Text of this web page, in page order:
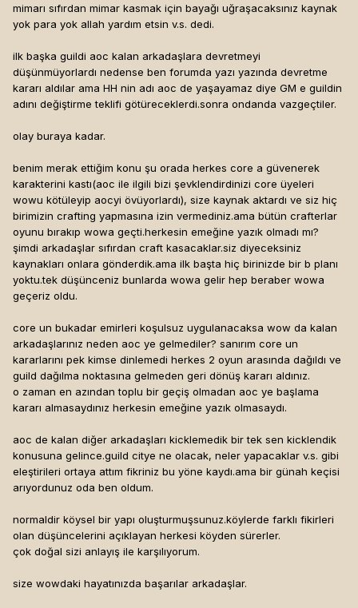
mimarı sıfırdan mimar kasmak için bayağı uğraşacaksınız kaynak
yok para yok allah yardım etsin v.s. dedi.
ilk başka guildi aoc kalan arkadaşlara devretmeyi
düşünmüyorlardı nedense ben forumda yazı yazında devretme
kararı aldılar ama HH nin adı aoc de yaşayamaz diye GM e guildin
adını değiştirme teklifi götüreceklerdi.sonra ondanda vazgeçtiler.
olay buraya kadar.
benim merak ettiğim konu şu orada herkes core a güvenerek
karakterini kastı(aoc ile ilgili bizi şevklendirdinizi core üyeleri
wowu kötüleyip aocyi övüyorlardı), size kaynak aktardı ve siz hiç
birimizin crafting yapmasına izin vermediniz.ama bütün crafterlar
oyunu bırakıp wowa geçti.herkesin emeğine yazık olmadı mı?
şimdi arkadaşlar sıfırdan craft kasacaklar.siz diyeceksiniz
kaynakları onlara gönderdik.ama ilk başta hiç birinizde bir b planı
yoktu.tek düşünceniz bunlarda wowa gelir hep beraber wowa
geçeriz oldu.
core un bukadar emirleri koşulsuz uygulanacaksa wow da kalan
arkadaşlarınız neden aoc ye gelmediler? sanırım core un
kararlarını pek kimse dinlemedi herkes 2 oyun arasında dağıldı ve
guild dağılma noktasına gelmeden geri dönüş kararı aldınız.
o zaman en azından toplu bir geçiş olmadan aoc ye başlama
kararı almasaydınız herkesin emeğine yazık olmasaydı.
aoc de kalan diğer arkadaşları kicklemedik bir tek sen kicklendik
konusuna gelince.guild citye ne olacak, neler yapacaklar v.s. gibi
eleştirileri ortaya attım fikriniz bu yöne kaydı.ama bir günah keçisi
arıyordunuz oda ben oldum.
normaldir köysel bir yapı oluşturmuşsunuz.köylerde farklı fikirleri
olan düşüncelerini açıklayan herkesi köyden sürerler.
çok doğal sizi anlayış ile karşılıyorum.
size wowdaki hayatınızda başarılar arkadaşlar.